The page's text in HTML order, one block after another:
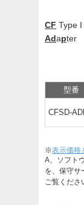
CF Type I
Adapter
型番
CFSD-
※表示価格
A、ソフト
を、保守サ
ご覧くださ